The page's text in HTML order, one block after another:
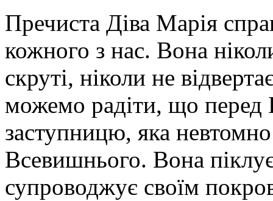
Пречиста Діва Марія
кожного з нас. Вона
скруті, ніколи не
можемо радіти, що
заступницю, яка
Всевишнього. Вона
супроводжує своїм